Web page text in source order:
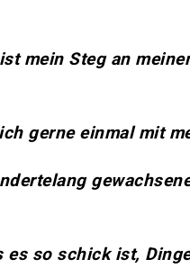
mein Steg an
gerne einmal mit
so schick ist,